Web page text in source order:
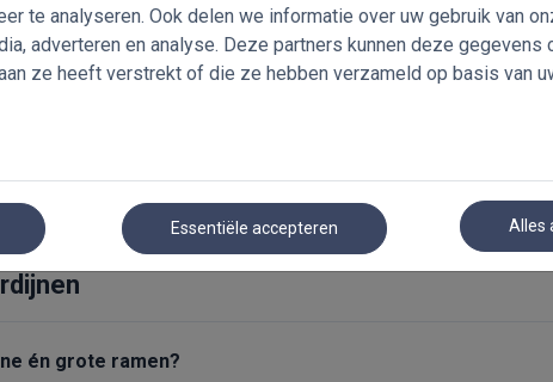
te analyseren. Ook delen we informatie over uw gebruik van
adverteren en analyse. Deze partners kunnen deze gegevens
ze heeft verstrekt of die ze hebben verzameld op basis van
Essentiële accepteren Alles
Stoffen en kleuren Toepassingen
én grote ramen?